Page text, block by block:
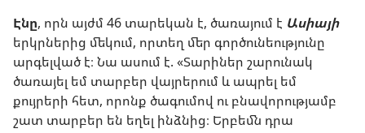
Էնը, որն այժմ 46 տարեկան է, ծառայում է Ասիայի
երկրներից մեկում, որտեղ մեր գործունեությունը
արգելված է։ Նա ասում է. «Տարիներ շարունակ
ծառայել եմ տարբեր վայրերում և ապրել եմ
քույրերի հետ, որոնք ծագումով ու բնավորությամբ
շատ տարբեր են եղել ինձնից։ Երբեմն դրա